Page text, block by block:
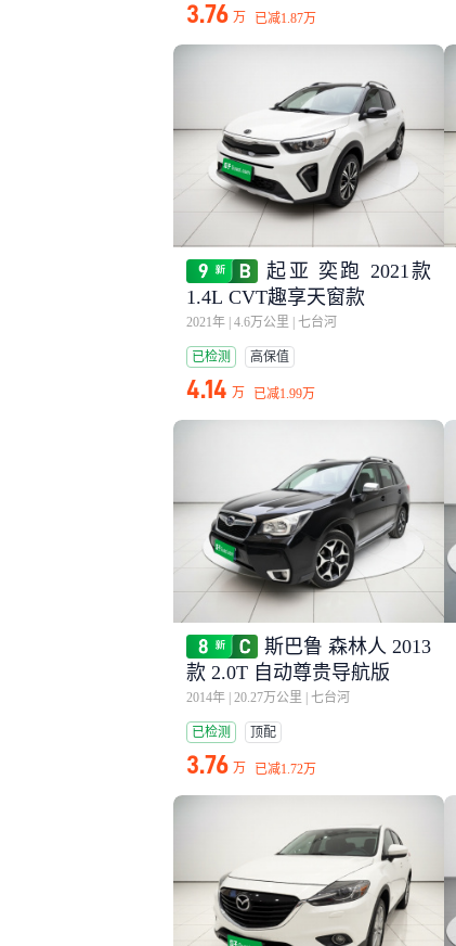
3.76 万 已减1.87万
起亚 奕跑 2021款
1.4L CVT趣享天窗款
2021年 4.6万公里 七台河
已检测 高保值
4.14 万 已减1.99万
斯巴鲁 森林人 2013
款 2.0T 自动尊贵导航版
2014年 20.27万公里 七台河
已检测 顶配
3.76 万 已减1.72万